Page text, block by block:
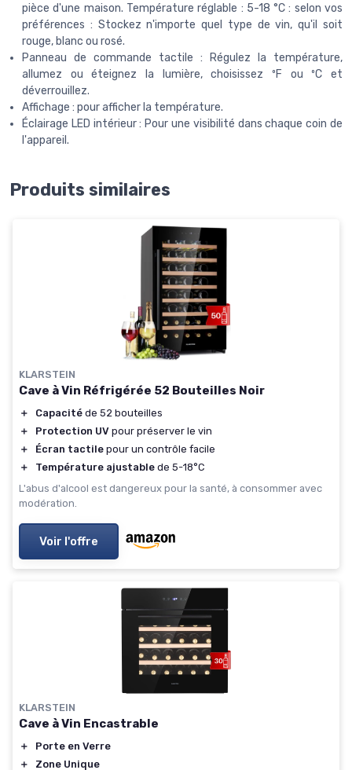
pièce d'une maison. Température réglable : 5-18 °C : selon vos
préférences : Stockez n'importe quel type de vin, qu'il soit
rouge, blanc ou rosé.
Panneau de commande tactile : Régulez la température,
allumez ou éteignez la lumière, choisissez ºF ou ºC et
déverrouillez.
Affichage : pour afficher la température.
Éclairage LED intérieur : Pour une visibilité dans chaque coin de
l'appareil.
Produits similaires
KLARSTEIN
Cave à Vin Réfrigérée 52 Bouteilles Noir
＋ Capacité de 52 bouteilles
＋
Protection UV pour préserver le vin
＋
Écran tactile pour un contrôle facile
＋
Température ajustable de 5-18°C
L'abus d'alcool est dangereux pour la santé, à consommer avec
modération.
Voir l'offre
KLARSTEIN
Cave à Vin Encastrable
＋
Porte en Verre
＋
Zone Unique